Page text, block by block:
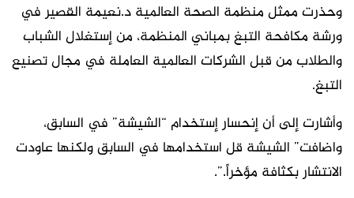
وحذرت ممثل منظمة الصحة العالمية د.نعيمة القصير في
ورشة مكافحة التبغ بمباني المنظمة، من إستغلال الشباب
والطلاب من قبل الشركات العالمية العاملة في مجال تصنيع
التبغ.
وأشارت إلى أن إنحسار إستخدام “الشيشة” في السابق،
واضافت” الشيشة قل استخدامها في السابق ولكنها عاودت
الانتشار بكثافة مؤخراً.”.